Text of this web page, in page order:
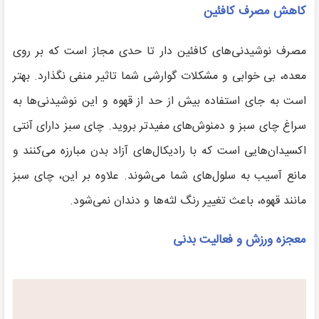
کاهش مصرف کافئین
مصرف نوشیدنی‌های کافئین دار تا حدی مجاز است که بر روی
معده، بی خوابی و مشکلات گوارشی شما تاثیر منفی نگذارد. بهتر
است به جای استفاده بیش از حد از قهوه و این نوشیدنی‌ها به
سراغ چای سبز و دمنوش‌های مفیدتر بروید. چای سبز دارای آنتی
اکسیدان‌هایی است که با رادیکال‌های آزاد بدن مبارزه می‌کنند و
مانع آسیب به سلول‌های شما می‌شوند. علاوه بر این، چای سبز
مانند قهوه، باعث تغییر رنگ لثه‌ها و دندان نمی‌شود.
معجزه ورزش و فعالیت بدنی